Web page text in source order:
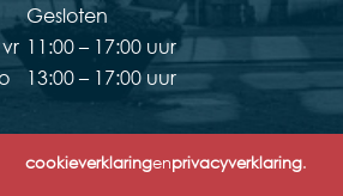
Gesloten
11:00 – 17:00 uur
13:00 – 17:00 uur
cookieverklaringenprivacyverklaring.